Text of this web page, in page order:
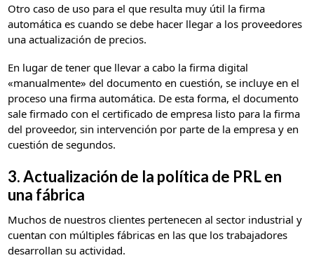
Otro caso de uso para el que resulta muy útil la firma
automática es cuando se debe hacer llegar a los proveedores
una actualización de precios.
En lugar de tener que llevar a cabo la firma digital
«manualmente» del documento en cuestión, se incluye en el
proceso una firma automática. De esta forma, el documento
sale firmado con el certificado de empresa listo para la firma
del proveedor, sin intervención por parte de la empresa y en
cuestión de segundos.
3. Actualización de la política de PRL en
una fábrica
Muchos de nuestros clientes pertenecen al sector industrial y
cuentan con múltiples fábricas en las que los trabajadores
desarrollan su actividad.